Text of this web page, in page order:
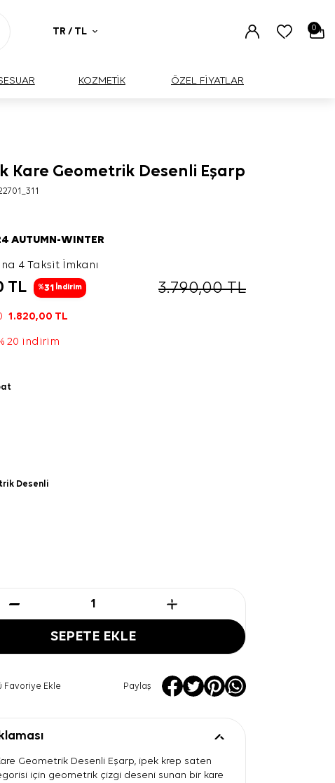
TR / TL 0
KOZMETİK ÖZEL FİYATLAR
Kare Geometrik Desenli Eşarp
AUTUMN-WINTER
4 Taksit İmkanı
TL %31 İndirim 3.790,00TL
1.820,00 TL
20 indirim
Desenli
SEPETE EKLE
Favoriye Ekle Paylaş
Geometrik Desenli Eşarp, ipek krep saten
için geometrik çizgi deseni sunan bir kare